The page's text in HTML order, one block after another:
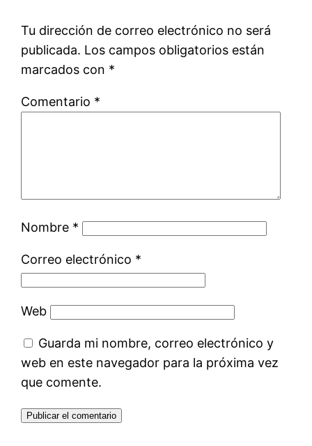
Tu dirección de correo electrónico no será
publicada. Los campos obligatorios están
marcados con *
Comentario *
Nombre *
Correo electrónico *
Web
Guarda mi nombre, correo electrónico y
web en este navegador para la próxima vez
que comente.